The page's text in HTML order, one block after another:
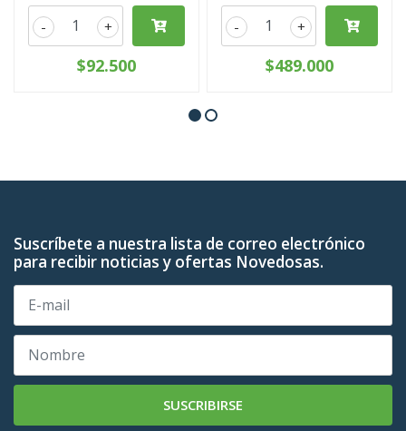
+
-
$92.500
+
-
$489.000
Suscríbete a nuestra lista de correo electrónico
para recibir noticias y ofertas Novedosas.
SUSCRIBIRSE